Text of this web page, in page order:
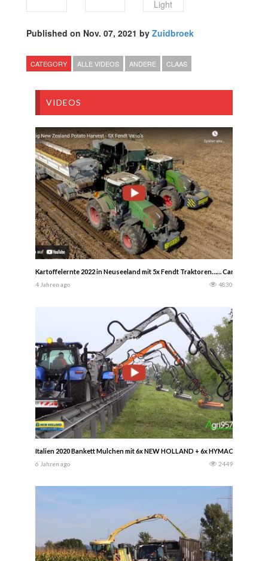
Light
Published on Nov. 07, 2021 by Zuidbroek
CATEGORY ALLE VIDEOS ANDERE CLAAS
VIDEOS
Kartoffelernte 2022 in Neuseeland mit 5x Fendt Traktoren…… Canterbury
4 Jahren ago 4830
Italien 2020 Bankett Mulchen mit 6x NEW HOLLAND + 6x HYMACH
6 Jahren ago 2449